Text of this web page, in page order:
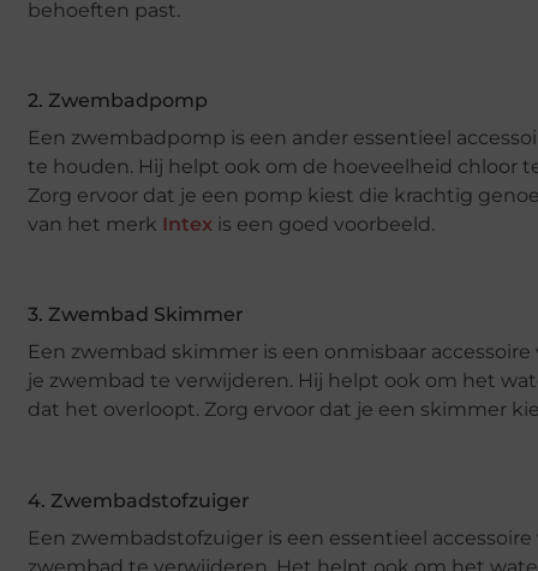
behoeften past.
2. Zwembadpomp
Een zwembadpomp is een ander essentieel
te houden. Hij helpt ook om de hoeveelheid chloor
Zorg ervoor dat je een pomp kiest die krachtig
van het merk Intex is een goed voorbeeld.
3. Zwembad Skimmer
Een zwembad skimmer is een onmisbaar
je zwembad te verwijderen. Hij helpt ook om het
dat het overloopt. Zorg ervoor dat je een skimmer
4. Zwembadstofzuiger
Een zwembadstofzuiger is een essentieel